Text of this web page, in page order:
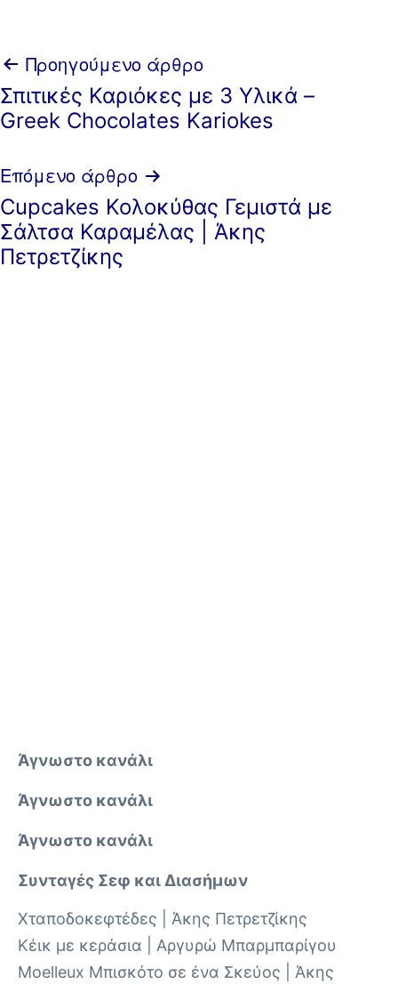
Πλοήγηση
άρθρων
Προηγούμενο άρθρο
Σπιτικές Καριόκες με 3 Υλικά –
Greek Chocolates Kariokes
Επόμενο άρθρο
Cupcakes Κολοκύθας Γεμιστά με
Σάλτσα Καραμέλας | Άκης
Πετρετζίκης
Άγνωστο κανάλι
Άγνωστο κανάλι
Άγνωστο κανάλι
Συνταγές Σεφ και Διασήμων
Χταποδοκεφτέδες | Άκης Πετρετζίκης
Κέικ με κεράσια | Αργυρώ Μπαρμπαρίγου
Moelleux Μπισκότο σε ένα Σκεύος | Άκης